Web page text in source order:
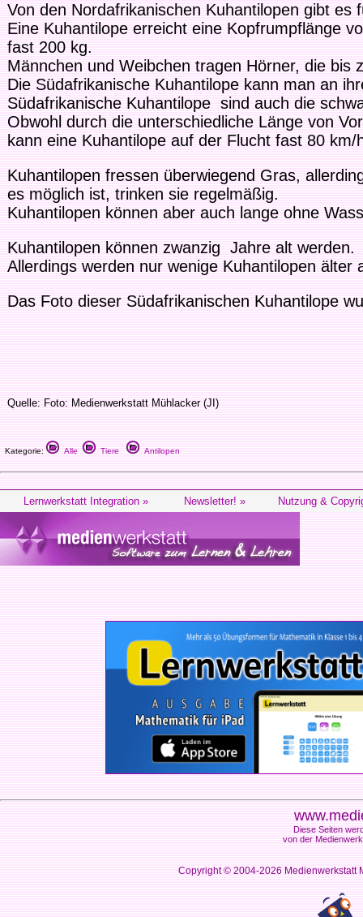
Von den Nordafrikanischen Kuhantilopen gibt es
Eine Kuhantilope erreicht eine Kopfrumpflänge
fast 200 kg.
Männchen und Weibchen tragen Hörner, die bis
Die Südafrikanische Kuhantilope kann man an
Südafrikanische Kuhantilope sind auch die
Obwohl durch die unterschiedliche Länge von
kann eine Kuhantilope auf der Flucht fast 80 km/
Kuhantilopen fressen überwiegend Gras,
es möglich ist, trinken sie regelmäßig.
Kuhantilopen können aber auch lange ohne
Kuhantilopen können zwanzig Jahre alt werden.
Allerdings werden nur wenige Kuhantilopen älter
Das Foto dieser Südafrikanischen Kuhantilope
Quelle: Foto: Medienwerkstatt Mühlacker (JI)
Kategorie: Alle Tiere Antilopen
Lernwerkstatt Integration » Newsletter! » Nutzung &
Diese Seiten
von der
Copyright © 2004-2026Medienwerkstatt